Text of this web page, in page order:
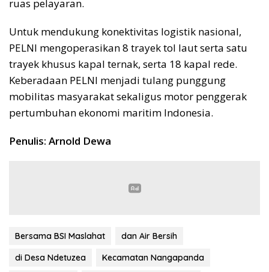
ruas pelayaran.
Untuk mendukung konektivitas logistik nasional,
PELNI mengoperasikan 8 trayek tol laut serta satu
trayek khusus kapal ternak, serta 18 kapal rede.
Keberadaan PELNI menjadi tulang punggung
mobilitas masyarakat sekaligus motor penggerak
pertumbuhan ekonomi maritim Indonesia.
Penulis: Arnold Dewa
Bersama BSI Maslahat
dan Air Bersih
di Desa Ndetuzea
Kecamatan Nangapanda